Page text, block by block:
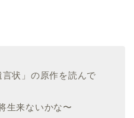
状」の原作を読んで
生来ないかな〜